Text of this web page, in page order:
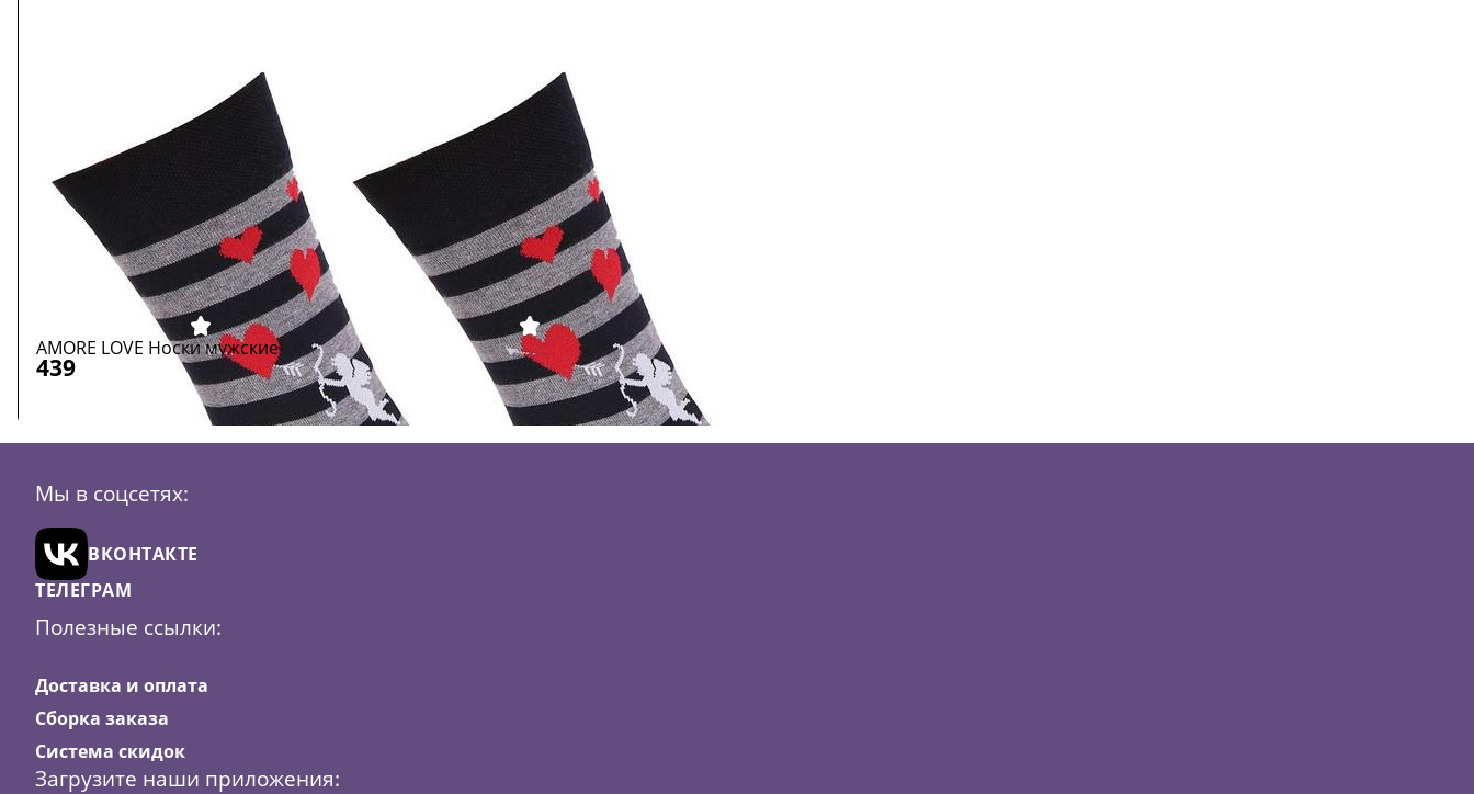
AMORE LOVE Носки мужские
439
Цвет: Красный + черный
Мы в соцсетях:
ВКОНТАКТЕ
ТЕЛЕГРАМ
Полезные ссылки:
Доставка и оплата
Сборка заказа
Система скидок
Загрузите наши приложения: